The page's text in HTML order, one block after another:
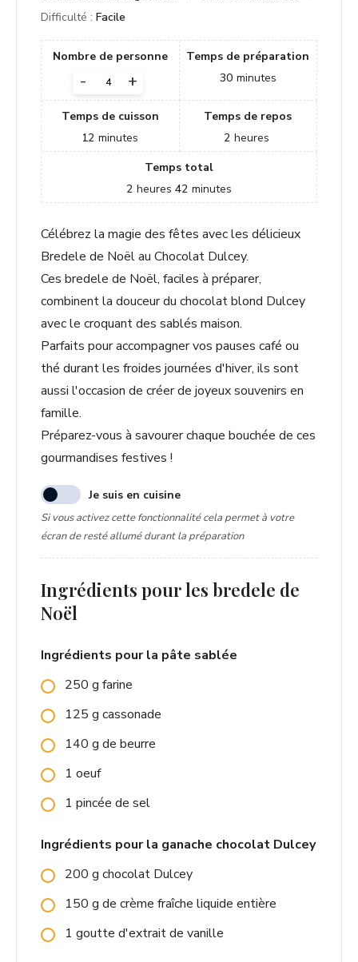
Difficulté : Facile
Nombre de personne
+
-
Temps de préparation
30 minutes
Temps de cuisson
12 minutes
Temps de repos
2 heures
Temps total
2 heures 42 minutes
Célébrez la magie des fêtes avec les délicieux
Bredele de Noël au Chocolat Dulcey.
Ces bredele de Noël, faciles à préparer,
combinent la douceur du chocolat blond Dulcey
avec le croquant des sablés maison.
Parfaits pour accompagner vos pauses café ou
thé durant les froides journées d'hiver, ils sont
aussi l'occasion de créer de joyeux souvenirs en
famille.
Préparez-vous à savourer chaque bouchée de ces
gourmandises festives !
Je suis en cuisine
Si vous activez cette fonctionnalité cela permet à votre
écran de resté allumé durant la préparation
Ingrédients pour les bredele de
Noël
Ingrédients pour la pâte sablée
250 g farine
125 g cassonade
140 g de beurre
1 oeuf
1 pincée de sel
Ingrédients pour la ganache chocolat Dulcey
200 g chocolat Dulcey
150 g de crème fraîche liquide entière
1 goutte d'extrait de vanille